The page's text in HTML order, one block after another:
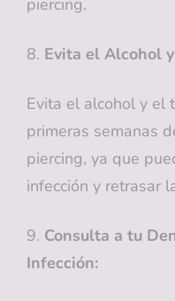
8. Evita el Alcohol
Evita el alcohol y el
primeras semanas
piercing, ya que
infección y retrasar
9. Consulta a tu
Infección: